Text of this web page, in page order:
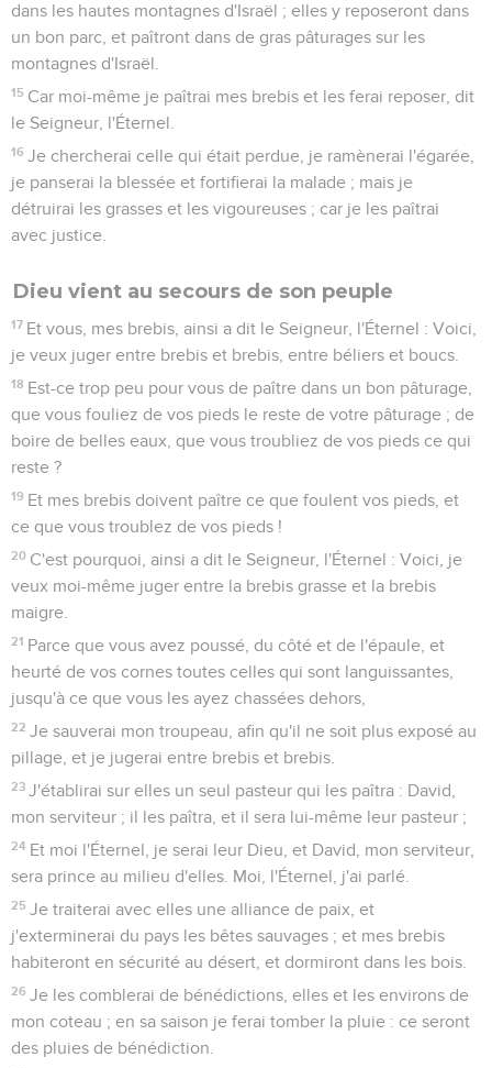
dans les hautes montagnes d'Israël ; elles y reposeront dans
un bon parc, et paîtront dans de gras pâturages sur les
montagnes d'Israël.
15 Car moi-même je paîtrai mes brebis et les ferai reposer, dit
le Seigneur, l'Éternel.
16 Je chercherai celle qui était perdue, je ramènerai l'égarée,
je panserai la blessée et fortifierai la malade ; mais je
détruirai les grasses et les vigoureuses ; car je les paîtrai
avec justice.
Dieu vient au secours de son peuple
17 Et vous, mes brebis, ainsi a dit le Seigneur, l'Éternel : Voici,
je veux juger entre brebis et brebis, entre béliers et boucs.
18 Est-ce trop peu pour vous de paître dans un bon pâturage,
que vous fouliez de vos pieds le reste de votre pâturage ; de
boire de belles eaux, que vous troubliez de vos pieds ce qui
reste ?
19 Et mes brebis doivent paître ce que foulent vos pieds, et
ce que vous troublez de vos pieds !
20 C'est pourquoi, ainsi a dit le Seigneur, l'Éternel : Voici, je
veux moi-même juger entre la brebis grasse et la brebis
maigre.
21 Parce que vous avez poussé, du côté et de l'épaule, et
heurté de vos cornes toutes celles qui sont languissantes,
jusqu'à ce que vous les ayez chassées dehors,
22 Je sauverai mon troupeau, afin qu'il ne soit plus exposé au
pillage, et je jugerai entre brebis et brebis.
23 J'établirai sur elles un seul pasteur qui les paîtra : David,
mon serviteur ; il les paîtra, et il sera lui-même leur pasteur ;
24 Et moi l'Éternel, je serai leur Dieu, et David, mon serviteur,
sera prince au milieu d'elles. Moi, l'Éternel, j'ai parlé.
25 Je traiterai avec elles une alliance de paix, et
j'exterminerai du pays les bêtes sauvages ; et mes brebis
habiteront en sécurité au désert, et dormiront dans les bois.
26 Je les comblerai de bénédictions, elles et les environs de
mon coteau ; en sa saison je ferai tomber la pluie : ce seront
des pluies de bénédiction.